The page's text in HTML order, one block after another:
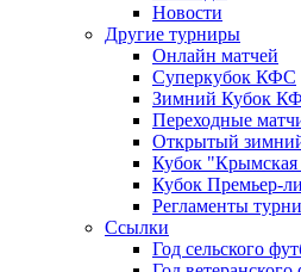
Новости
Другие турниры
Онлайн матчей
Суперкубок КФС
Зимний Кубок
Переходные
Открытый
Кубок "Крымская
Кубок Премьер-
Регламенты
Ссылки
Год сельского